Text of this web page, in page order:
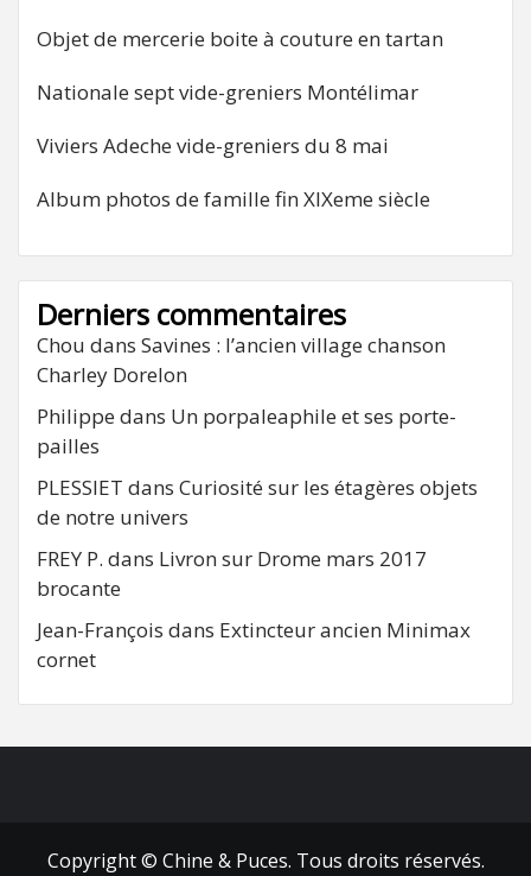
Objet de mercerie boite à couture en tartan
Nationale sept vide-greniers Montélimar
Viviers Adeche vide-greniers du 8 mai
Album photos de famille fin XIXeme siècle
Derniers commentaires
Chou dans Savines : l’ancien village chanson
Charley Dorelon
Philippe dans Un porpaleaphile et ses porte-
pailles
PLESSIET dans Curiosité sur les étagères objets
de notre univers
FREY P. dans Livron sur Drome mars 2017
brocante
Jean-François dans Extincteur ancien Minimax
cornet
Copyright © Chine & Puces. Tous droits réservés.